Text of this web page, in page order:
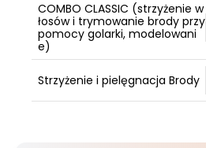
COMBO CLASSIC (strzyżenie w
łosów i trymowanie brody przy
pomocy golarki, modelowani
e)
Strzyżenie i pielęgnacja Brody